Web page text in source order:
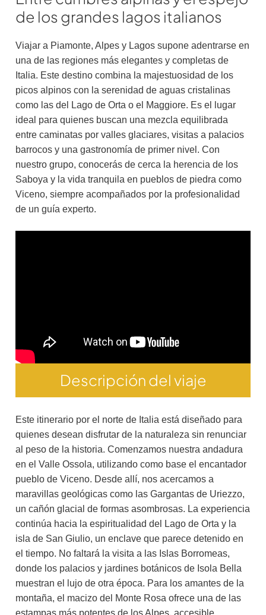
de los grandes lagos italianos
Viajar a Piamonte, Alpes y Lagos supone adentrarse en
una de las regiones más elegantes y completas de
Italia. Este destino combina la majestuosidad de los
picos alpinos con la serenidad de aguas cristalinas
como las del Lago de Orta o el Maggiore. Es el lugar
ideal para quienes buscan una mezcla equilibrada
entre caminatas por valles glaciares, visitas a palacios
barrocos y una gastronomía de primer nivel. Con
nuestro grupo, conocerás de cerca la herencia de los
Saboya y la vida tranquila en pueblos de piedra como
Viceno, siempre acompañados por la profesionalidad
de un guía experto.
Descripción del viaje
Este itinerario por el norte de Italia está diseñado para
quienes desean disfrutar de la naturaleza sin renunciar
al peso de la historia. Comenzamos nuestra andadura
en el Valle Ossola, utilizando como base el encantador
pueblo de Viceno. Desde allí, nos acercamos a
maravillas geológicas como las Gargantas de Uriezzo,
un cañón glacial de formas asombrosas. La experiencia
continúa hacia la espiritualidad del Lago de Orta y la
isla de San Giulio, un enclave que parece detenido en
el tiempo. No faltará la visita a las Islas Borromeas,
donde los palacios y jardines botánicos de Isola Bella
muestran el lujo de otra época. Para los amantes de la
montaña, el macizo del Monte Rosa ofrece una de las
estampas más potentes de los Alpes, accesible